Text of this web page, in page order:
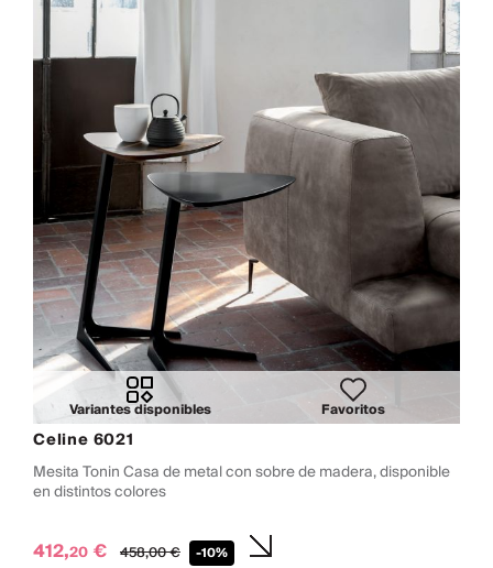
Variantes disponibles Favoritos
Celine 6021
Mesita Tonin Casa de metal con sobre de madera, disponible
en distintos colores
412,20 € 458,00€ -10%